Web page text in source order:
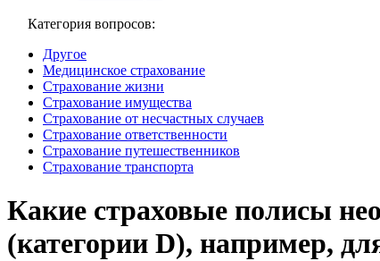
Категория вопросов:
Другое
Медицинское страхование
Страхование жизни
Страхование имущества
Страхование от несчастных случаев
Страхование ответственности
Страхование путешественников
Страхование транспорта
Какие страховые полисы
(категории D), например,